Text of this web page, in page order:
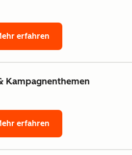
erfahren
Kampagnenthemen
erfahren